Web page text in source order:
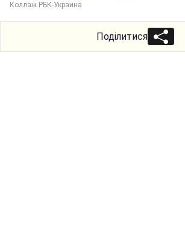
Коллаж РБК-Украина
Поділитися